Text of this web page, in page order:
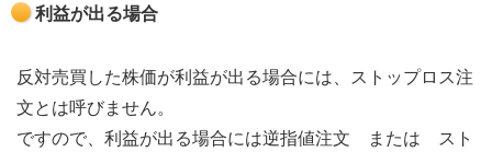
利益が出る場合
反対売買した株価が利益が出る場合には、ストップロス注
文とは呼びません。
ですので、利益が出る場合には逆指値注文 または スト